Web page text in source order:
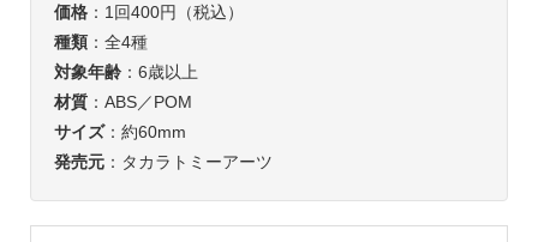
価格：1回400円（税込）
種類：全4種
対象年齢：6歳以上
材質：ABS／POM
サイズ：約60mm
発売元：タカラトミーアーツ